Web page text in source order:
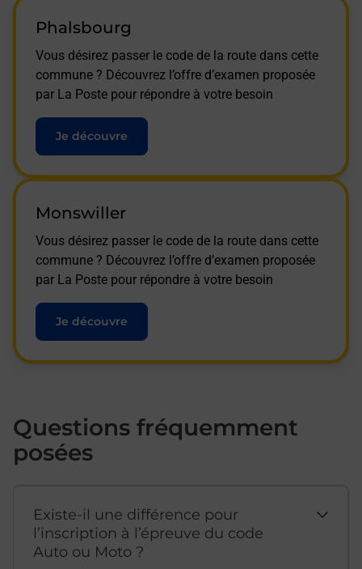
Phalsbourg
Vous désirez passer le code de la route dans cette
commune ? Découvrez l’offre d’examen proposée
par La Poste pour répondre à votre besoin
Je découvre
Monswiller
Vous désirez passer le code de la route dans cette
commune ? Découvrez l’offre d’examen proposée
par La Poste pour répondre à votre besoin
Je découvre
Questions fréquemment
posées
Existe-il une différence pour
l’inscription à l’épreuve du code
Auto ou Moto ?